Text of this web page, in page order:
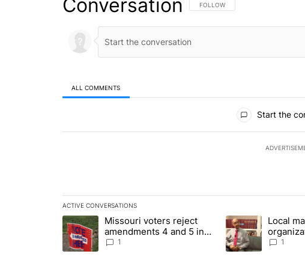
Conversation FOLLOW THIS CONVERSATION TO
FOLLOW
ALL COMMENTS
Start the
ACTIVE CONVERSATIONS
The following is a list of the most commented articles in the
A trending article titled "Missouri voters reject amendments
Missouri voters reject
amendments 4 and 5 in
statewide election
1
A trending article
Local
children
1